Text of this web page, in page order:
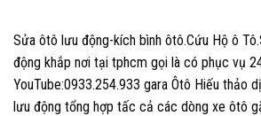
Sửa ôtô lưu động-kích bình ôtô.Cứu Hộ ô
động khắp nơi tại tphcm gọi là có phục vụ
YouTube:0933.254.933 gara Ôtô Hiếu thảo
lưu động tổng hợp tấc cả các dòng xe ôtô